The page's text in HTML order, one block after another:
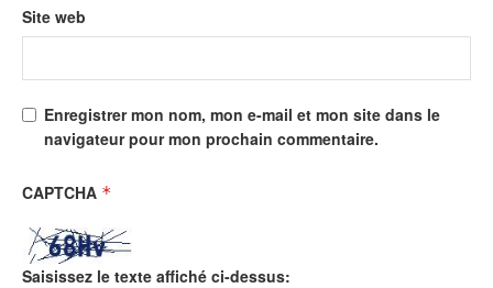
Site web
Enregistrer mon nom, mon e-mail et mon site dans le
navigateur pour mon prochain commentaire.
CAPTCHA *
Saisissez le texte affiché ci-dessus: